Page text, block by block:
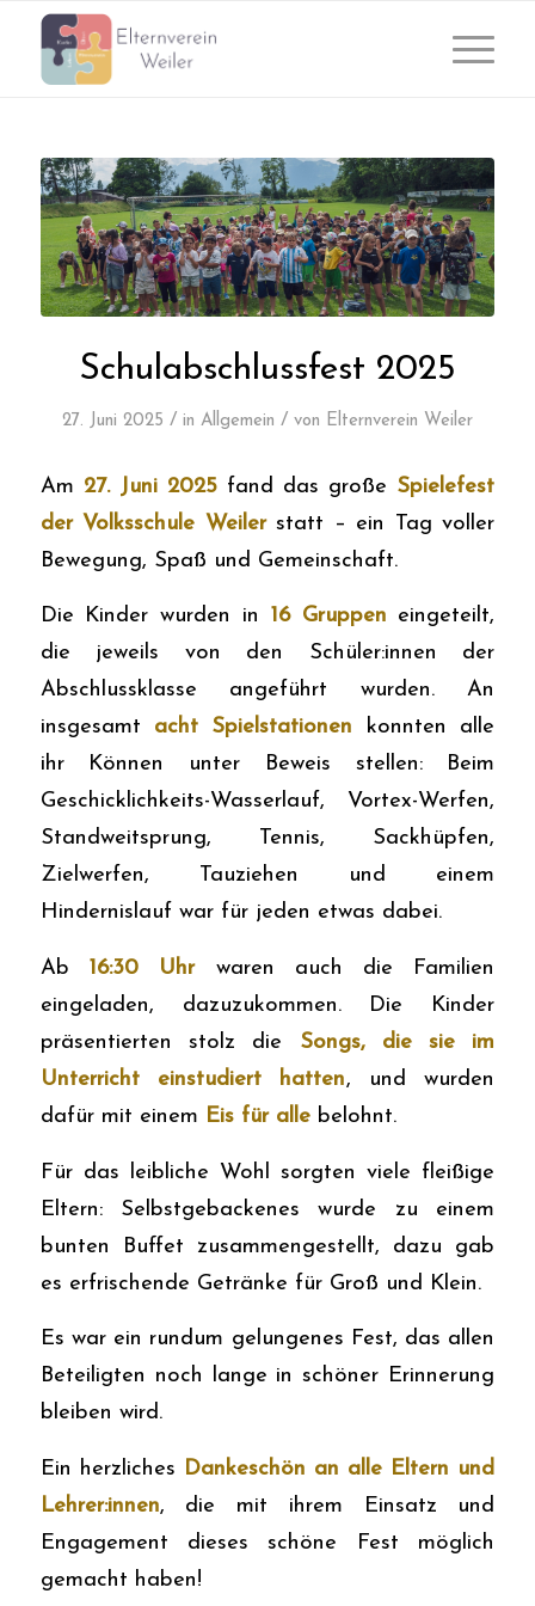
Schulabschlussfest 2025
27. Juni 2025 / in Allgemein / von Elternverein Weiler
Am 27. Juni 2025fand das große Spielefest
der Volksschule Weilerstatt – ein Tag voller
Bewegung, Spaß und Gemeinschaft.
Die Kinder wurden in 16 Gruppen eingeteilt,
die jeweils von den Schüler:innen der
Abschlussklasse angeführt wurden. An
insgesamt acht Spielstationen konnten alle
ihr Können unter Beweis stellen: Beim
Geschicklichkeits-Wasserlauf, Vortex-Werfen,
Standweitsprung, Tennis, Sackhüpfen,
Zielwerfen, Tauziehen und einem
Hindernislauf war für jeden etwas dabei.
Ab 16:30 Uhrwaren auch die Familien
eingeladen, dazuzukommen. Die Kinder
präsentierten stolz die Songs, die sie im
Unterricht einstudiert hatten, und wurden
dafür mit einem Eis für allebelohnt.
Für das leibliche Wohl sorgten viele fleißige
Eltern: Selbstgebackenes wurde zu einem
bunten Buffet zusammengestellt, dazu gab
es erfrischende Getränke für Groß und Klein.
Es war ein rundum gelungenes Fest, das allen
Beteiligten noch lange in schöner Erinnerung
bleiben wird.
Ein herzliches Dankeschön an alle Eltern und
Lehrer:innen, die mit ihrem Einsatz und
Engagement dieses schöne Fest möglich
gemacht haben!